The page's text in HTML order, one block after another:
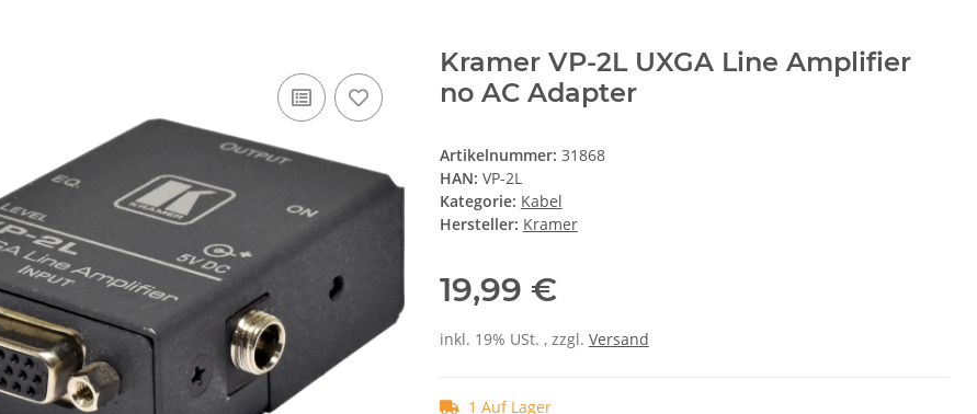
Kramer VP-2L UXGA Line Amplifier
no AC Adapter
Artikelnummer: 31868
HAN: VP-2L
Kategorie: Kabel
Hersteller: Kramer
19,99 €
inkl. 19% USt. , zzgl. Versand
1 Auf Lager